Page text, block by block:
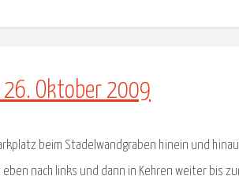
26. Oktober 2009
beim Stadelwandgraben hinein und
nach links und dann in Kehren weiter bis